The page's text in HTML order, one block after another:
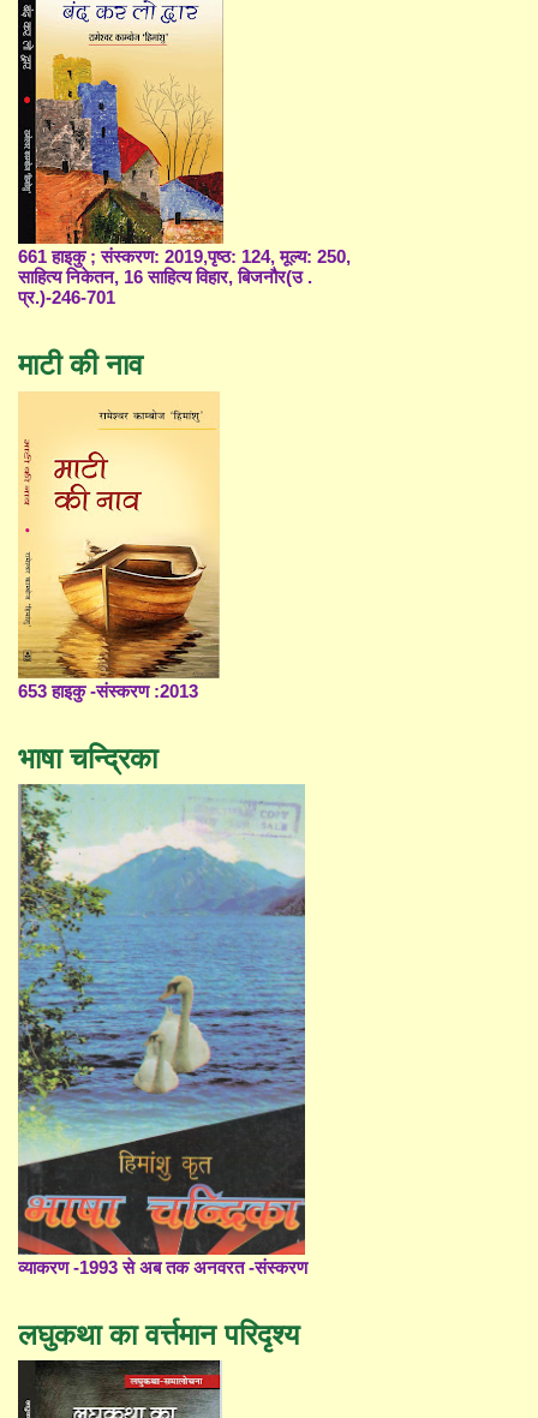
661 हाइकु ; संस्करण: 2019,पृष्ठ: 124, मूल्य: 250,
साहित्य निकेतन, 16 साहित्य विहार, बिजनौर(उ .
प्र.)-246-701
माटी की नाव
653 हाइकु -संस्करण :2013
भाषा चन्द्रिका
व्याकरण -1993 से अब तक अनवरत -संस्करण
लघुकथा का वर्त्तमान परिदृश्य